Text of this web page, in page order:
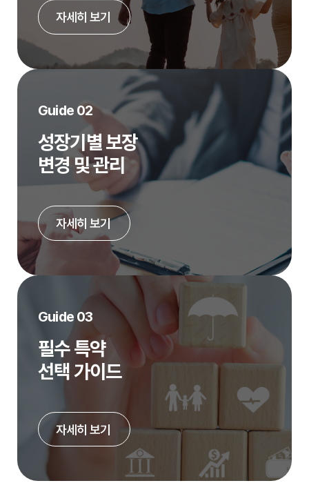
자세히 보기
Guide 02
성장기별 보장
변경 및 관리
자세히 보기
Guide 03
필수 특약
선택 가이드
자세히 보기